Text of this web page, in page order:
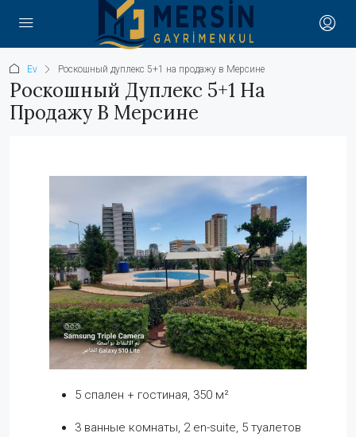
Ev Роскошный дуплекс 5+1 на продажу в Мерсине
Роскошный Дуплекс 5+1 На
Продажу В Мерсине
5 спален + гостиная, 350 м²
3 ванные комнаты, 2 en-suite, 5 туалетов